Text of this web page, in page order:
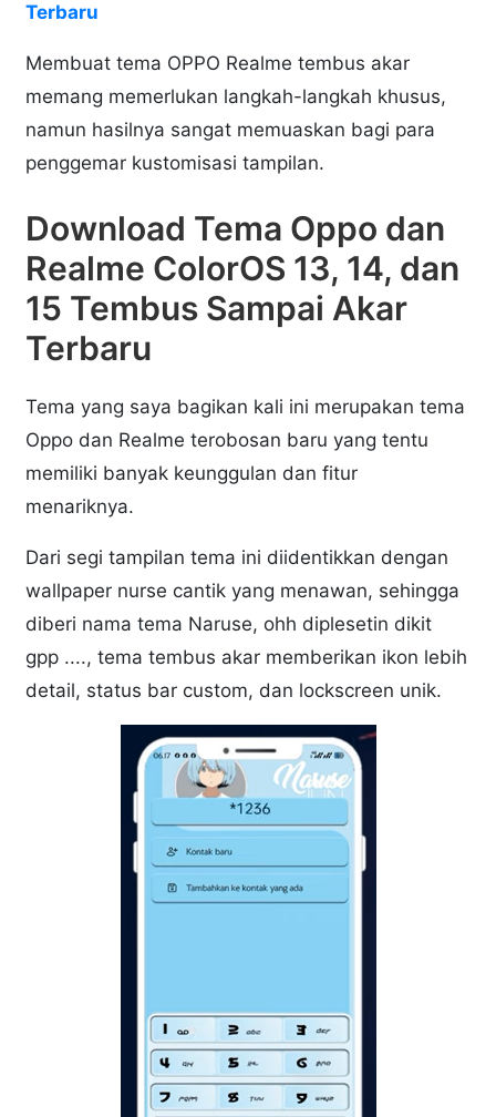
Terbaru
Membuat tema OPPO Realme tembus akar
memang memerlukan langkah-langkah khusus,
namun hasilnya sangat memuaskan bagi para
penggemar kustomisasi tampilan.
Download Tema Oppo dan
Realme ColorOS 13, 14, dan
15 Tembus Sampai Akar
Terbaru
Tema yang saya bagikan kali ini merupakan tema
Oppo dan Realme terobosan baru yang tentu
memiliki banyak keunggulan dan fitur
menariknya.
Dari segi tampilan tema ini diidentikkan dengan
wallpaper nurse cantik yang menawan, sehingga
diberi nama tema Naruse, ohh diplesetin dikit
gpp ...., tema tembus akar memberikan ikon lebih
detail, status bar custom, dan lockscreen unik.